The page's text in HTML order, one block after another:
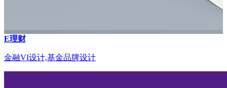
E理财
金融VI设计,基金品牌设计